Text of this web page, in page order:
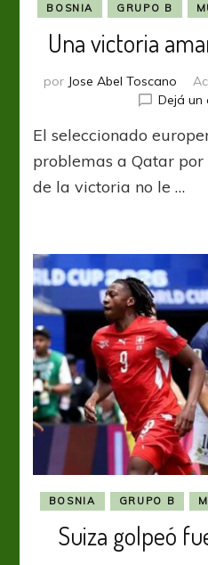
BOSNIA GRUPO B
Una victoria
por Jose Abel Toscano
Dejá un
El seleccionado
problemas a Qatar
de la victoria no le …
BOSNIA GRUPO B
Suiza golpeó